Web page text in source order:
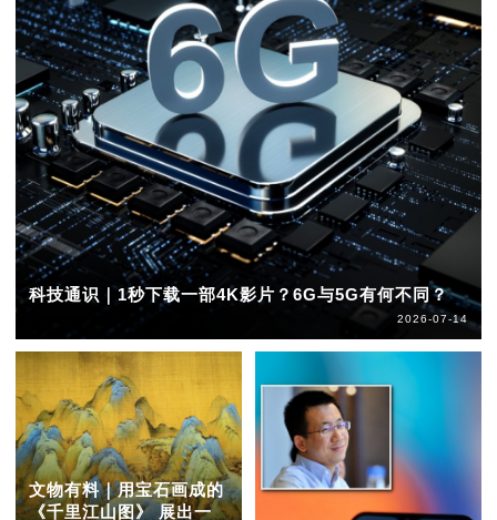
科技通识｜1秒下载一部4K影片？6G与5G有何不同？
2026-07-14
文物有料｜用宝石画成的
《千里江山图》 展出一